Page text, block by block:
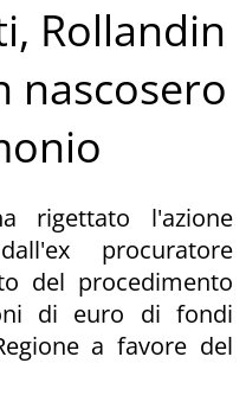
Rollandin
nascosero
rigettato l'azione
procuratore
del procedimento
di euro di fondi
a favore del